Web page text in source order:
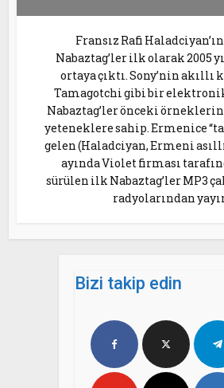
Fransız Rafi
Nabaztag’ler ilk olarak 2005
ortaya çıktı. Sony’nin akıllı
Tamagotchi gibi bir
Nabaztag’ler önceki
yeteneklere sahip. Ermenice
gelen (Haladciyan, Ermeni
ayında Violet firması
sürülen ilk Nabaztag’ler MP3
radyolarından
Bizi takip edin